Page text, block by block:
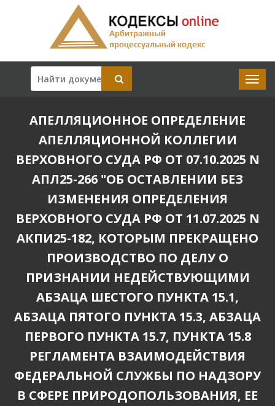
АПЕЛЛЯЦИОННОЕ ОПРЕДЕЛЕНИЕ
АПЕЛЛЯЦИОННОЙ КОЛЛЕГИИ
ВЕРХОВНОГО СУДА РФ ОТ 07.10.2025 N
АПЛ25-266 "ОБ ОСТАВЛЕНИИ БЕЗ
ИЗМЕНЕНИЯ ОПРЕДЕЛЕНИЯ
ВЕРХОВНОГО СУДА РФ ОТ 11.07.2025 N
АКПИ25-182, КОТОРЫМ ПРЕКРАЩЕНО
ПРОИЗВОДСТВО ПО ДЕЛУ О
ПРИЗНАНИИ НЕДЕЙСТВУЮЩИМИ
АБЗАЦА ШЕСТОГО ПУНКТА 15.1,
АБЗАЦА ПЯТОГО ПУНКТА 15.3, АБЗАЦА
ПЕРВОГО ПУНКТА 15.7, ПУНКТА 15.8
РЕГЛАМЕНТА ВЗАИМОДЕЙСТВИЯ
ФЕДЕРАЛЬНОЙ СЛУЖБЫ ПО НАДЗОРУ
В СФЕРЕ ПРИРОДОПОЛЬЗОВАНИЯ, ЕЕ